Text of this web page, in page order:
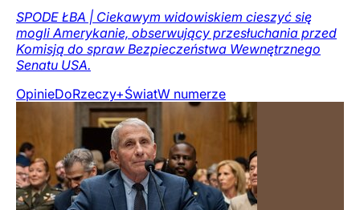
SPODE ŁBA | Ciekawym widowiskiem cieszyć się
mogli Amerykanie, obserwujący przesłuchania przed
Komisją do spraw Bezpieczeństwa Wewnętrznego
Senatu USA.
OpinieDoRzeczy+ŚwiatW numerze